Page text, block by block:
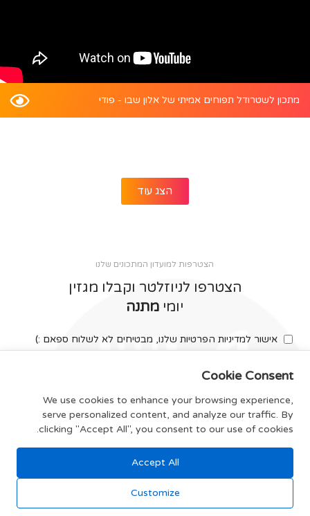
מתכון לשטרודל תפוחים אמיתי של אלון שבו - פודי
הצג עוד
הצטרפות למועדון המתכונים שלנו
הצטרפו לניוזלטר וקבלו מגזין
יומי מתנה
אישור למדיניות הפרטיות שלנו, מבטיחים לא לשלוח ספאם :)
צרפו אותי
תקנון האתר
Cookie Consent
We use cookies to enhance your browsing experience,
serve personalized content, and analyze our traffic. By
clicking "Accept All", you consent to our use of cookies.
Accept All
Customize